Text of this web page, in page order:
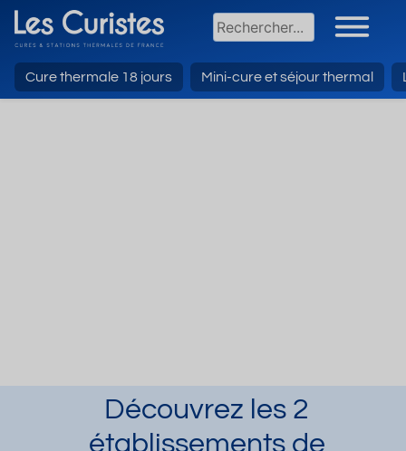
Cure thermale 18 jours Mini-cure et séjour thermal
Découvrez les 2
établissements de